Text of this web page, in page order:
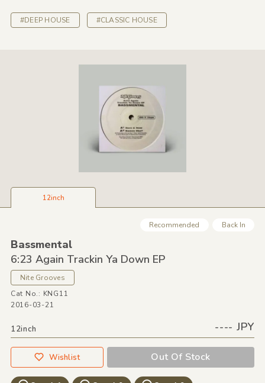
#DEEP HOUSE #CLASSIC HOUSE
12inch
Recommended Back In
Bassmental
6:23 Again Trackin Ya Down EP
Nite Grooves
Cat No.: KNG11
2016-03-21
12inch ---- JPY
Wishlist Out Of Stock